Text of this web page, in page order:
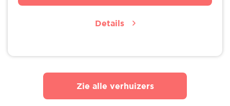
Details
Zie alle verhuizers